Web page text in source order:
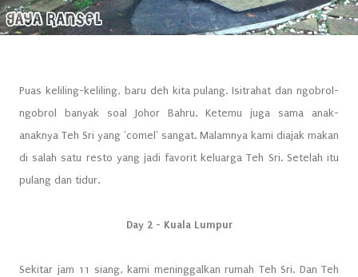
Puas keliling-keliling, baru deh kita pulang. Isitrahat dan ngobrol-
ngobrol banyak soal Johor Bahru. Ketemu juga sama anak-
anaknya Teh Sri yang 'comel' sangat. Malamnya kami diajak makan
di salah satu resto yang jadi favorit keluarga Teh Sri. Setelah itu
pulang dan tidur.
Day 2 - Kuala Lumpur
Sekitar jam 11 siang, kami meninggalkan rumah Teh Sri. Dan Teh